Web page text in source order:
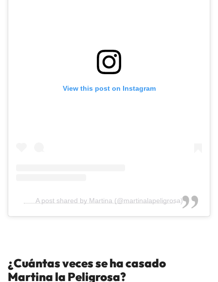
View this post on Instagram
A post shared by Martina (@martinalapeligrosa)
¿Cuántas veces se ha casado
Martina la Peligrosa?